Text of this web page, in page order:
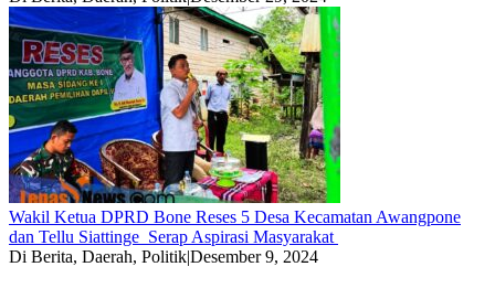
Wakil Ketua DPRD Bone Reses 5 Desa Kecamatan Awangpone
dan Tellu Siattinge Serap Aspirasi Masyarakat
Di Berita, Daerah, Politik|Desember 9, 2024